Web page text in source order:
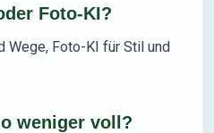
Foto-KI?
Wege, Foto-KI für Stil und
weniger voll?